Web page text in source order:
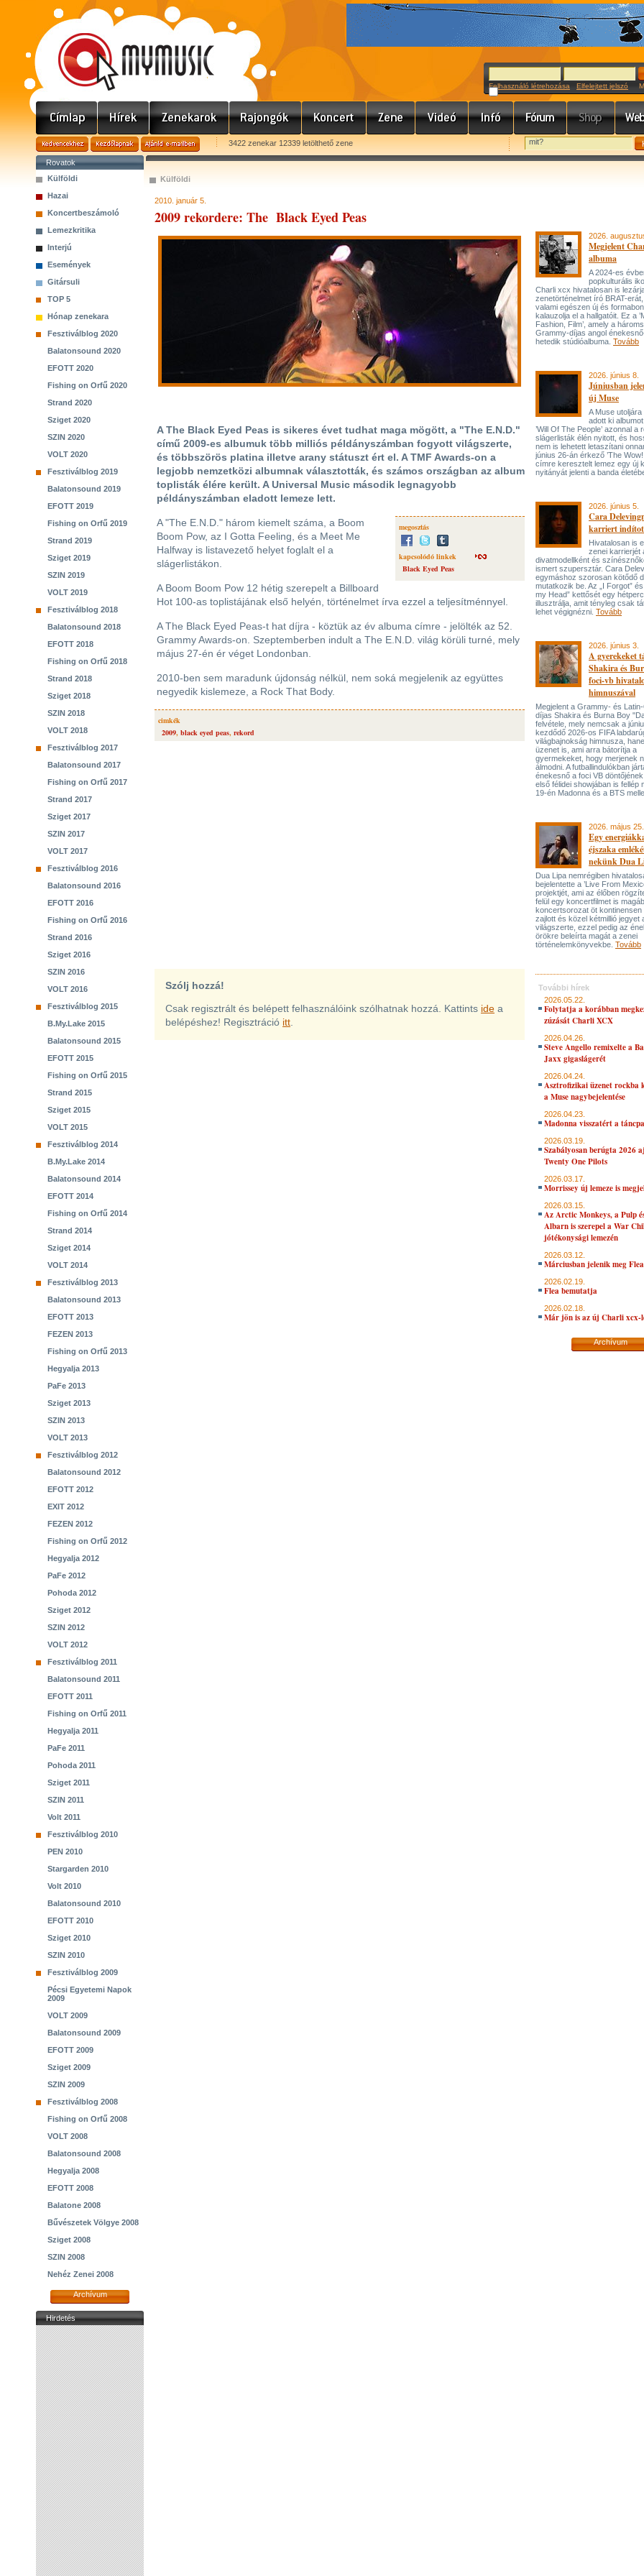
Felhasználó létrehozása Elfelejtett jelszó
3422 zenekar 12339 letölthető zene
Rovatok
Külföldi
Hazai
Koncertbeszámoló
Lemezkritika
Interjú
Események
Gitársuli
TOP 5
Hónap zenekara
Fesztiválblog 2020
Balatonsound 2020
EFOTT 2020
Fishing on Orfű 2020
Strand 2020
Sziget 2020
SZIN 2020
VOLT 2020
Fesztiválblog 2019
Balatonsound 2019
EFOTT 2019
Fishing on Orfű 2019
Strand 2019
Sziget 2019
SZIN 2019
VOLT 2019
Fesztiválblog 2018
Balatonsound 2018
EFOTT 2018
Fishing on Orfű 2018
Strand 2018
Sziget 2018
SZIN 2018
VOLT 2018
Fesztiválblog 2017
Balatonsound 2017
Fishing on Orfű 2017
Strand 2017
Sziget 2017
SZIN 2017
VOLT 2017
Fesztiválblog 2016
Balatonsound 2016
EFOTT 2016
Fishing on Orfű 2016
Strand 2016
Sziget 2016
SZIN 2016
VOLT 2016
Fesztiválblog 2015
B.My.Lake 2015
Balatonsound 2015
EFOTT 2015
Fishing on Orfű 2015
Strand 2015
Sziget 2015
VOLT 2015
Fesztiválblog 2014
B.My.Lake 2014
Balatonsound 2014
EFOTT 2014
Fishing on Orfű 2014
Strand 2014
Sziget 2014
VOLT 2014
Fesztiválblog 2013
Balatonsound 2013
EFOTT 2013
FEZEN 2013
Fishing on Orfű 2013
Hegyalja 2013
PaFe 2013
Sziget 2013
SZIN 2013
VOLT 2013
Fesztiválblog 2012
Balatonsound 2012
EFOTT 2012
EXIT 2012
FEZEN 2012
Fishing on Orfű 2012
Hegyalja 2012
PaFe 2012
Pohoda 2012
Sziget 2012
SZIN 2012
VOLT 2012
Fesztiválblog 2011
Balatonsound 2011
EFOTT 2011
Fishing on Orfű 2011
Hegyalja 2011
PaFe 2011
Pohoda 2011
Sziget 2011
SZIN 2011
Volt 2011
Fesztiválblog 2010
PEN 2010
Stargarden 2010
Volt 2010
Balatonsound 2010
EFOTT 2010
Sziget 2010
SZIN 2010
Fesztiválblog 2009
Pécsi Egyetemi Napok
2009
VOLT 2009
Balatonsound 2009
EFOTT 2009
Sziget 2009
SZIN 2009
Fesztiválblog 2008
Fishing on Orfű 2008
VOLT 2008
Balatonsound 2008
Hegyalja 2008
EFOTT 2008
Balatone 2008
Bűvészetek Völgye 2008
Sziget 2008
SZIN 2008
Nehéz Zenei 2008
Archívum
Hirdetés
Külföldi
2010. január 5.
2009 rekordere: The Black Eyed Peas
A The Black Eyed Peas is sikeres évet tudhat maga mögött, a "The E.N.D."
című 2009-es albumuk több milliós példányszámban fogyott világszerte,
és többszörös platina illetve arany státuszt ért el. A TMF Awards-on a
legjobb nemzetközi albumnak választották, és számos országban az album
toplisták élére került. A Universal Music második legnagyobb
példányszámban eladott lemeze lett.
megosztás
kapcsolódó linkek
Black Eyed Peas
A "The E.N.D." három kiemelt száma, a Boom
Boom Pow, az I Gotta Feeling, és a Meet Me
Halfway is listavezető helyet foglalt el a
slágerlistákon.
A Boom Boom Pow 12 hétig szerepelt a Billboard
Hot 100-as toplistájának első helyén, történelmet írva ezzel a teljesítménnyel.
A The Black Eyed Peas-t hat díjra - köztük az év albuma címre - jelölték az 52.
Grammy Awards-on. Szeptemberben indult a The E.N.D. világ körüli turné, mely
május 27-én ér véget Londonban.
2010-ben sem maradunk újdonság nélkül, nem soká megjelenik az együttes
negyedik kislemeze, a Rock That Body.
cimkék
2009, black eyed peas, rekord
Szólj hozzá!
Csak regisztrált és belépett felhasználóink szólhatnak hozzá. Kattints ide a
belépéshez! Regisztráció itt
2026.
Megjelent
albuma
A 2024-es
popkulturális
Charli xcx hivatalosan is
zenetörténelmet író BRAT-
valami egészen új és
kalauzolja el a hallgatóit. Ez a
Fashion, Film’, amely a
Grammy-díjas angol
hetedik stúdióalbuma. Tovább
2026. június 8.
Júniusban
új Muse
A Muse
adott ki
’Will Of The People’ azonnal a
slágerlisták élén nyitott, és
nem is lehetett letaszítani
június 26-án érkező ’The Wow!
címre keresztelt lemez egy új
nyitányát jelenti a banda
2026. június 5.
Cara
karriert
Hivatalosan is
zenei karrierjét
divatmodellként és
ismert szupersztár. Cara
egymáshoz szorosan kötődő
mutatkozik be. Az „I Forgot”
my Head” kettősét egy
illusztrálja, amit tényleg csak
lehet végignézni. Tovább
2026. június 3.
A gyerekeket
Shakira és
foci-vb
himnuszával
Megjelent a Grammy- és
díjas Shakira és Burna Boy
felvétele, mely nemcsak a
kezdődő 2026-os FIFA
világbajnokság himnusza,
üzenet is, ami arra bátorítja a
gyermekeket, hogy merjenek
álmodni. A futballindulókban
énekesnő a foci VB
első félidei showjában is fellép
19-én Madonna és a BTS
2026. május 25.
Egy
éjszaka
nekünk Dua
Dua Lipa nemrégiben
bejelentette a ’Live From
projektjét, ami az élőben
felül egy koncertfilmet is
koncertsorozat öt kontinensen
zajlott és közel kétmillió jegyet
világszerte, ezzel pedig az
örökre beleírta magát a zenei
történelemkönyvekbe. Tovább
További hírek
2026.05.22.
Folytatja a korábban
zúzását Charli XCX
2026.04.26.
Steve Angello remixelte a
Jaxx gigaslágerét
2026.04.24.
Asztrofizikai üzenet rockba
a Muse nagybejelentése
2026.04.23.
Madonna visszatért a
2026.03.19.
Szabályosan berúgta 2026
Twenty One Pilots
2026.03.17.
Morrissey új lemeze is
2026.03.15.
Az Arctic Monkeys, a Pulp
Albarn is szerepel a War
jótékonysági lemezén
2026.03.12.
Márciusban jelenik meg
2026.02.19.
Flea bemutatja
2026.02.18.
Már jön is az új Charli xcx-
Archívum